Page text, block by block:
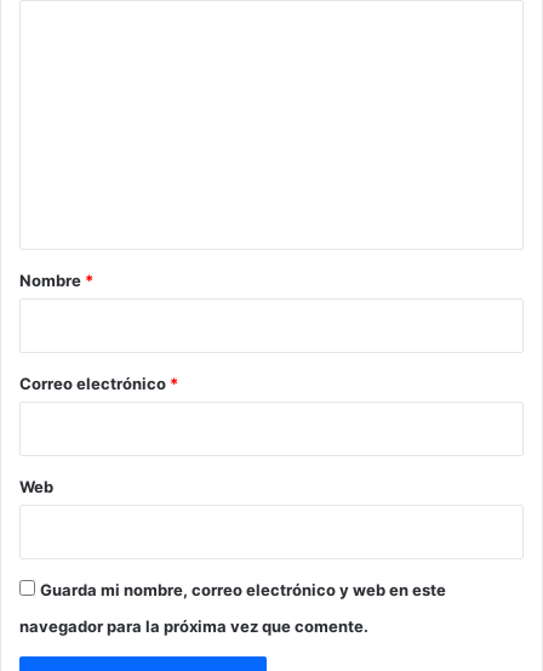
r
*
Nombre *
Correo electrónico *
Web
Guarda mi nombre, correo electrónico y web en este
navegador para la próxima vez que comente.